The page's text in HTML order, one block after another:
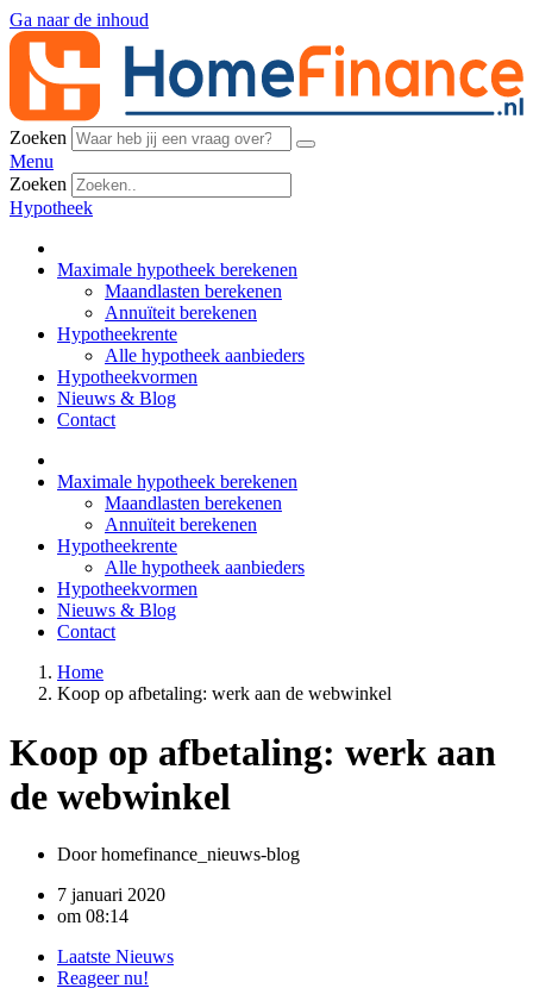
Ga naar de inhoud
Zoeken
Menu
Zoeken
Hypotheek
Maximale hypotheek berekenen
Maandlasten berekenen
Annuïteit berekenen
Hypotheekrente
Alle hypotheek aanbieders
Hypotheekvormen
Nieuws & Blog
Contact
Maximale hypotheek berekenen
Maandlasten berekenen
Annuïteit berekenen
Hypotheekrente
Alle hypotheek aanbieders
Hypotheekvormen
Nieuws & Blog
Contact
Home
Koop op afbetaling: werk aan de webwinkel
Koop op afbetaling: werk aan
de webwinkel
Doorhomefinance_nieuws-blog
7 januari 2020
om 08:14
Laatste Nieuws
Reageer nu!